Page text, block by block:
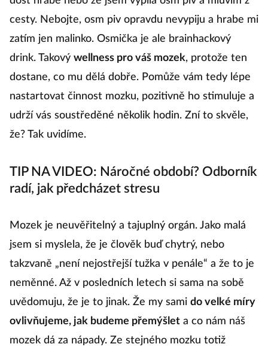
cesty. Nebojte, osm piv opravdu nevypiju a hrabe mi
zatím jen malinko. Osmička je ale brainhackový
drink. Takový wellness pro váš mozek, protože ten
dostane, co mu dělá dobře. Pomůže vám tedy lépe
nastartovat činnost mozku, pozitivně ho stimuluje a
udrží vás soustředěné několik hodin. Zní to skvěle,
že? Tak uvidíme.
TIP NA VIDEO: Náročné období? Odborník
radí, jak předcházet stresu
Mozek je neuvěřitelný a tajuplný orgán. Jako malá
jsem si myslela, že je člověk buď chytrý, nebo
takzvaně „není nejostřejší tužka v penále“ a že to je
neměnné. Až v posledních letech si sama na sobě
uvědomuju, že je to jinak. Že my sami do velké míry
ovlivňujeme, jak budeme přemýšlet a co nám náš
mozek dá za nápady. Ze stejného mozku totiž